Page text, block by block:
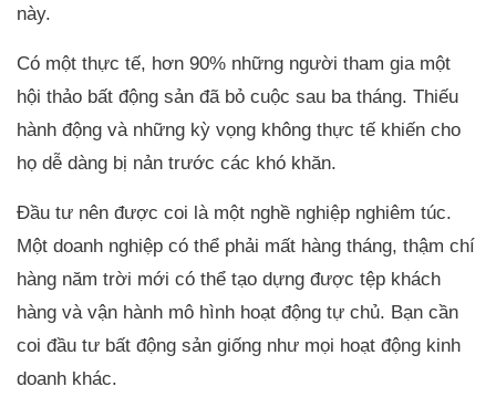
này.
Có một thực tế, hơn 90% những người tham gia một
hội thảo bất động sản đã bỏ cuộc sau ba tháng. Thiếu
hành động và những kỳ vọng không thực tế khiến cho
họ dễ dàng bị nản trước các khó khăn.
Đầu tư nên được coi là một nghề nghiệp nghiêm túc.
Một doanh nghiệp có thể phải mất hàng tháng, thậm chí
hàng năm trời mới có thể tạo dựng được tệp khách
hàng và vận hành mô hình hoạt động tự chủ. Bạn cần
coi đầu tư bất động sản giống như mọi hoạt động kinh
doanh khác.